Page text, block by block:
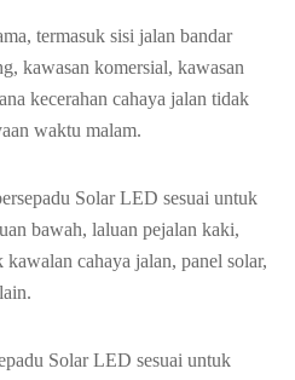
termasuk sisi jalan bandar
kawasan komersial, kawasan
kecerahan cahaya jalan tidak
waktu malam.
Solar LED sesuai untuk
bawah, laluan pejalan kaki,
cahaya jalan, panel solar,
Solar LED sesuai untuk